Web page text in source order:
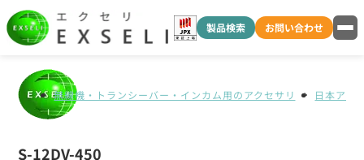
製品検索 お問い合わせ
無線機・トランシーバー・インカム用のアクセサリ 日本アン
S-12DV-450